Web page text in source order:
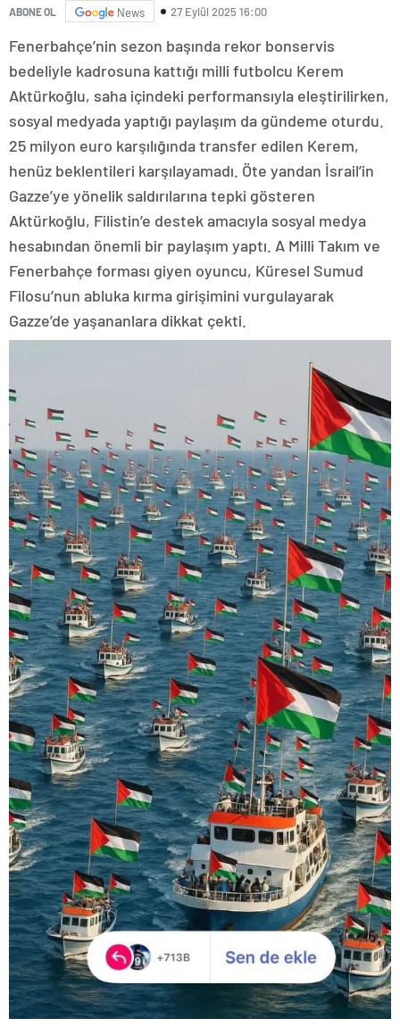
ABONE OL News 27 Eylül 2025 16:00
Fenerbahçe’nin sezon başında rekor bonservis
bedeliyle kadrosuna kattığı milli futbolcu Kerem
Aktürkoğlu, saha içindeki performansıyla eleştirilirken,
sosyal medyada yaptığı paylaşım da gündeme oturdu.
25 milyon euro karşılığında transfer edilen Kerem,
henüz beklentileri karşılayamadı. Öte yandan İsrail’in
Gazze’ye yönelik saldırılarına tepki gösteren
Aktürkoğlu, Filistin’e destek amacıyla sosyal medya
hesabından önemli bir paylaşım yaptı. A Milli Takım ve
Fenerbahçe forması giyen oyuncu, Küresel Sumud
Filosu’nun abluka kırma girişimini vurgulayarak
Gazze’de yaşananlara dikkat çekti.